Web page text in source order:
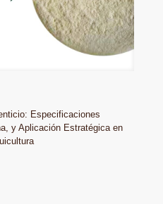
Especificaciones
y Aplicación Estratégica en